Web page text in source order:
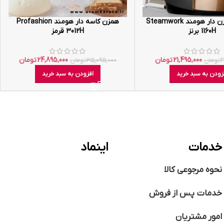
اتو بخار مخزن دار هومند Steamwork
1160H برنز
تومان 21,495,000تومان
به سبد خرید
همزن کاسه دار هومند Profashion
3012H قرمز
35,095,000تومان 24,895,000تومان
افزودن به سبد خرید
خدمات
نحوه مرجوعی کالا
خدمات پس از فروش
امور مشتریان
اینماد